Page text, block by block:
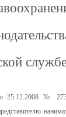
о 25.12.2008 №